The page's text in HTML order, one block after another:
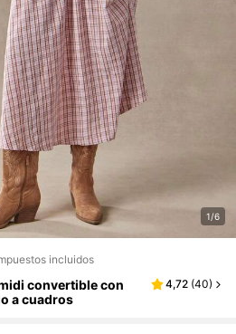
1/6
incluidos
convertible con
a cuadros
4,72 (40)